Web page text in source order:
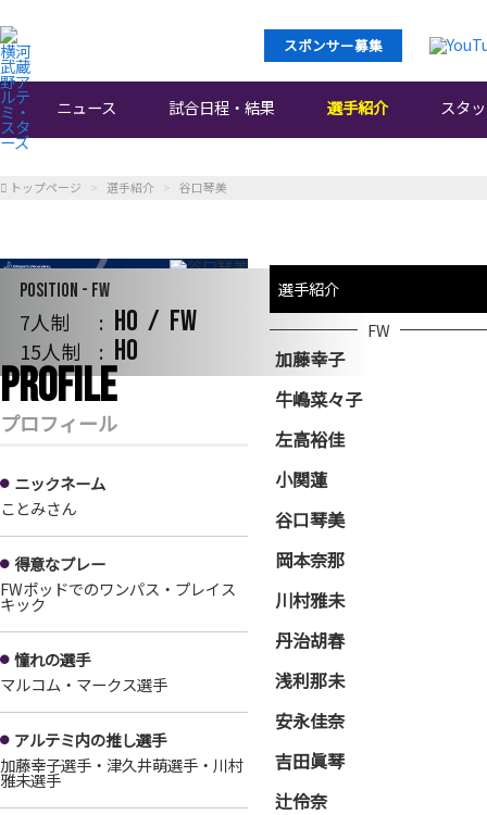
スポンサー募集
ニュース 試合日程・結果 選手紹介 スタ
トップページ 選手紹介 谷口琴美
谷口琴美
Taniguchi Kotomi
Position - FW
7人制 HO FW
15人制 HO
プロフィール
PROFILE
ニックネーム
ことみさん
得意なプレー
FWポッドでのワンパス・プレイス
キック
憧れの選手
マルコム・マークス選手
アルテミ内の推し選手
加藤幸子選手・津久井萌選手・川村
雅未選手
選手紹介
FW
加藤幸子
牛嶋菜々子
左高裕佳
小関蓮
谷口琴美
岡本奈那
川村雅未
丹治胡春
浅利那未
安永佳奈
吉田眞琴
辻伶奈